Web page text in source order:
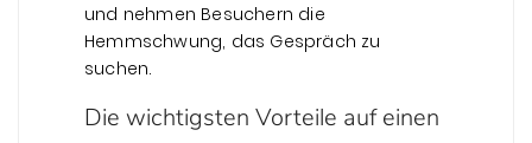
und nehmen Besuchern die
Hemmschwung, das Gespräch zu
suchen.
Die wichtigsten Vorteile auf einen